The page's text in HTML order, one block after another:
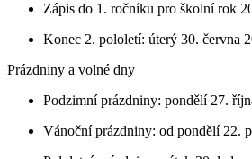
Zápis do 1. ročníku pro školní rok
Konec 2. pololetí: úterý 30. června
Prázdniny a volné dny
Podzimní prázdniny: pondělí 27.
Vánoční prázdniny: od pondělí 22.